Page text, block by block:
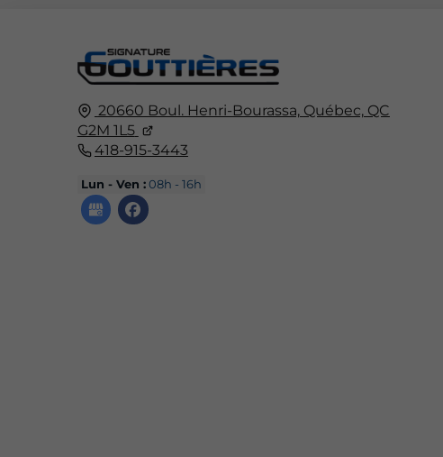
20660 Boul. Henri-Bourassa, Québec, QC
G2M 1L5
418-915-3443
Lun - Ven :08h - 16h